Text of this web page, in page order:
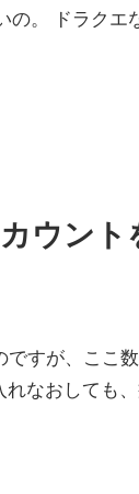
。 ドラク
ウント
すが、ここ
なおしても